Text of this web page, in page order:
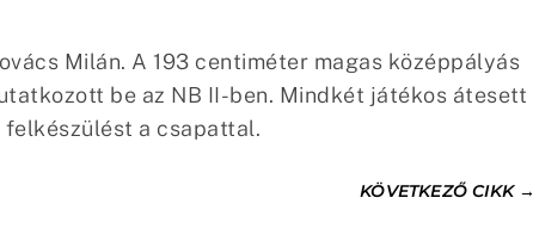
Milán. A 193 centiméter magas középpályás
be az NB II-ben. Mindkét játékos átesett
felkészülést a csapattal.
KÖVETKEZŐ CIKK→